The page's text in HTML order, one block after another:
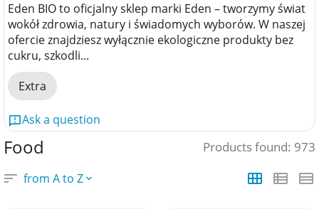
Food Products found: 973
from A to Z
Eden BIO to oficjalny sklep marki Eden – tworzymy świat
wokół zdrowia, natury i świadomych wyborów. W naszej
ofercie znajdziesz wyłącznie ekologiczne produkty bez
cukru, szkodli...
Extra
Ask a question